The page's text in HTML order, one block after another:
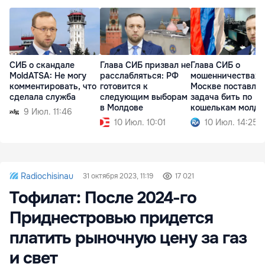
СИБ о скандале
MoldATSA: Не могу
комментировать, что
сделала служба
9 Июл. 11:46
Глава СИБ призвал не
расслабляться: РФ
готовится к
следующим выборам
в Молдове
10 Июл. 10:01
Глава СИБ о
мошенничествах:
Москве
задача бить по
кошелькам
10 Июл. 14:25
Radiochisinau 31 октября 2023, 11:19 17 021
Тофилат: После 2024-го
Приднестровью придется
платить рыночную цену за газ
и свет